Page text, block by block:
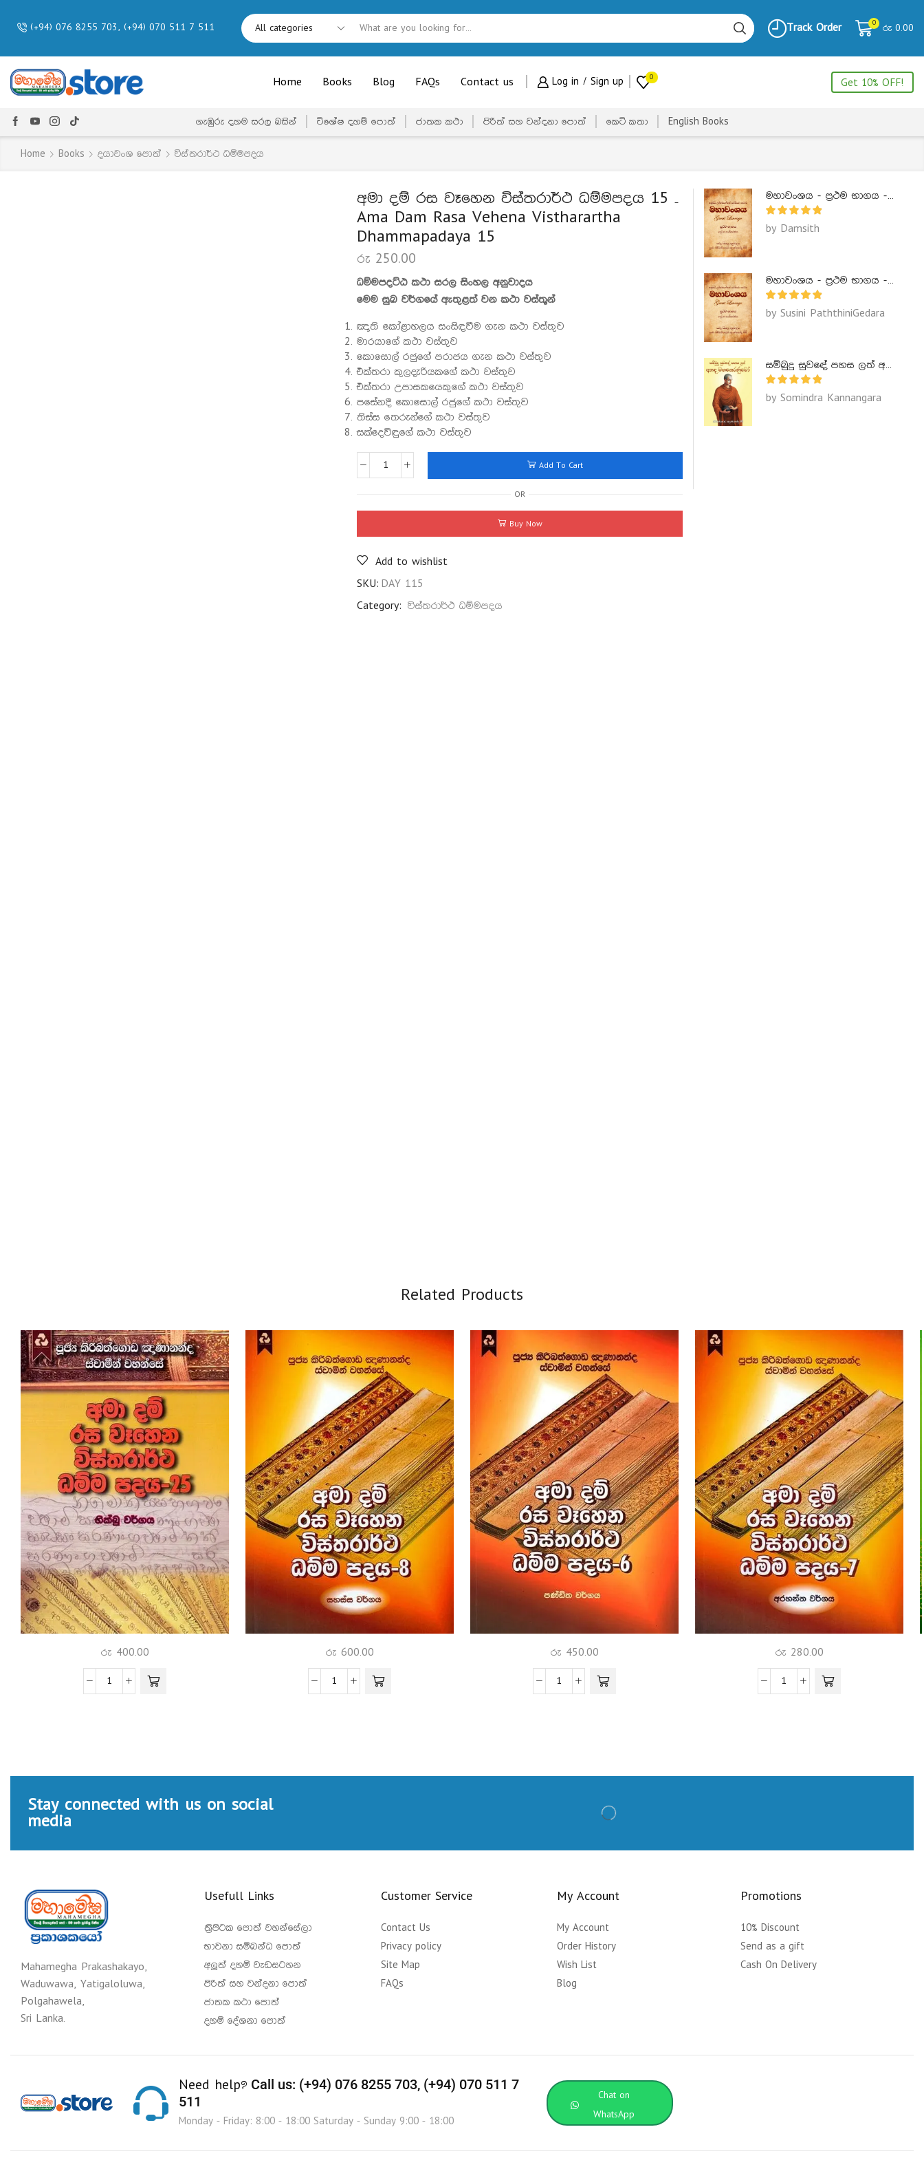
(+94) 076 8255 703, (+94) 070 511 7 511 Track Order 0 රු 0.00
Home Books Blog FAQs Contact us Log in / Sign up 0
Get 10% OFF!
ගැඹුරු දහම සරල බසින් විශේෂ දහම් පොත් ජාතක කථා පිරිත් සහ වන්දනා පොත් කෙටි කතා English Books
Home Books දයාවංශ පොත් විස්තරාර්ථ ධම්මපදය
අමා දම් රස වෑහෙන විස්තරාර්ථ ධම්මපදය 15 –
Ama Dam Rasa Vehena Vistharartha
Dhammapadaya 15
රු 250.00
ධම්මපදට්ඨ කථා සරල සිංහල අනුවාදය
මෙම සුඛ වර්ගයේ ඇතුළත් වන කථා වස්තූන්
ඤාති කෝළාහලය සංසිඳවීම ගැන කථා වස්තුව
මාරයාගේ කථා වස්තුව
කොසොල් රජුගේ පරාජය ගැන කථා වස්තුව
එක්තරා කුලදැරියකගේ කථා වස්තුව
එක්තරා උපාසකයෙකුගේ කථා වස්තුව
පසේනදී කොසොල් රජුගේ කථා වස්තුව
තිස්ස තෙරුන්ගේ කථා වස්තුව
සක්දෙවිඳුගේ කථා වස්තුව
Add To Cart
OR
Buy Now
Add to wishlist
SKU: DAY 115
Category: විස්තරාර්ථ ධම්මපදය
මහාවංශය - ප්‍රථම භාගය - Mahawanshaya 1
by Damsith
මහාවංශය - ප්‍රථම භාගය - Mahawanshaya 1
by Susini PaththiniGedara
සම්බුදු සුවඳේ පහස ලත් අනඳ මහතෙරණුවෝ - Ananda Maha Theranuwo
by Somindra Kannangara
Related Products
රු 400.00 රු 600.00 රු 450.00 රු 280.00
Stay connected with us on social
media
Mahamegha Prakashakayo,
Waduwawa, Yatigaloluwa,
Polgahawela,
Sri Lanka.
Usefull Links
ත්‍රිපිටක පොත් වහන්සේලා
භාවනා සම්බන්ධ පොත්
අලුත් දහම් වැඩසටහන
පිරිත් සහ වන්දනා පොත්
ජාතක කථා පොත්
දහම් දේශනා පොත්
Customer Service
Contact Us
Privacy policy
Site Map
FAQs
My Account
My Account
Order History
Wish List
Blog
Promotions
10% Discount
Send as a gift
Cash On Delivery
Need help? Call us: (+94) 076 8255 703, (+94) 070 511 7
511
Monday - Friday: 8:00 - 18:00 Saturday - Sunday 9:00 - 18:00
Chat on
WhatsApp